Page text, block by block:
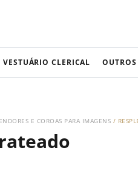
VESTUÁRIO CLERICAL OUTROS
E COROAS PARA IMAGENS /